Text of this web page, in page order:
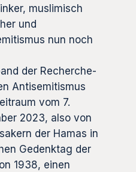
muslimisch
und
nun noch
der Recherche-
Antisemitismus
vom 7.
2023, also von
der Hamas in
Gedenktag der
1938, einen